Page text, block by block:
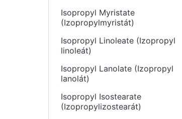
Isopropyl Myristate
(Izopropylmyristát)
Isopropyl Linoleate (Izopropyl
linoleát)
Isopropyl Lanolate (Izopropyl
lanolát)
Isopropyl Isostearate
(Izopropylizostearát)